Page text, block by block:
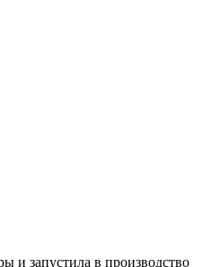
и запустила в производство